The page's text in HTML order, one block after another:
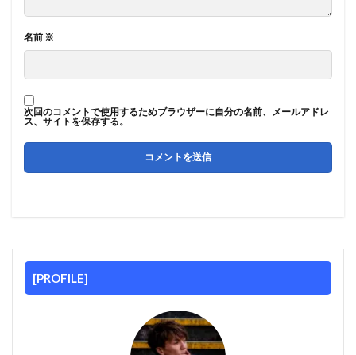
名前 ※
次回のコメントで使用するためブラウザーに自分の名前、メールアドレ
ス、サイトを保存する。
[PROFILE]